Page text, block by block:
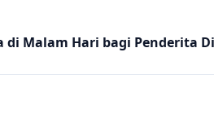
Malam Hari bagi Penderita